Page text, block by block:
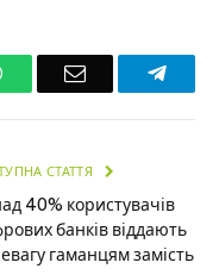
WhatsAppEmail
СТАТТЯ
40% користувачів
банків віддають
гаманцям замість